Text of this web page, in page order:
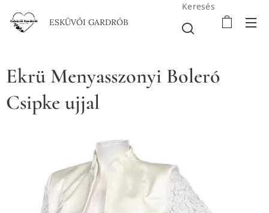
ESKÜVŐI GARDRÓB
Keresés
Ekrü Menyasszonyi Boleró
Csipke ujjal